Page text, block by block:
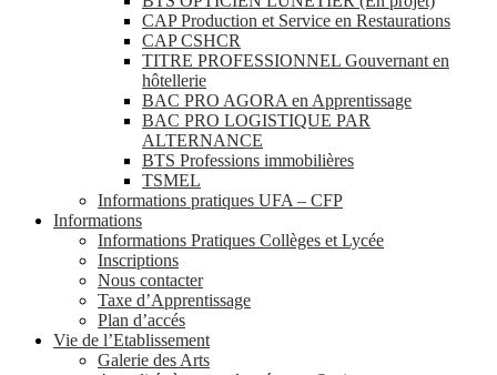
CAP Production et Service en Restaurations
CAP CSHCR
TITRE PROFESSIONNEL Gouvernant en
hôtellerie
BAC PRO AGORA en Apprentissage
BAC PRO LOGISTIQUE PAR
ALTERNANCE
BTS Professions immobilières
TSMEL
Informations pratiques UFA – CFP
Informations
Informations Pratiques Collèges et Lycée
Inscriptions
Nous contacter
Taxe d’Apprentissage
Plan d’accés
Vie de l’Etablissement
Galerie des Arts